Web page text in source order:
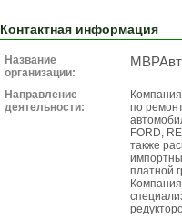
Контактная информация
Название
организации:
Направление
деятельности:
по
FORD,
также
платной